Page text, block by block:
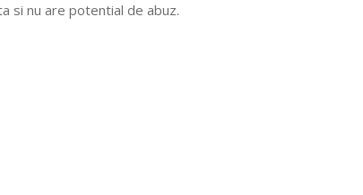
si nu are potential de abuz.